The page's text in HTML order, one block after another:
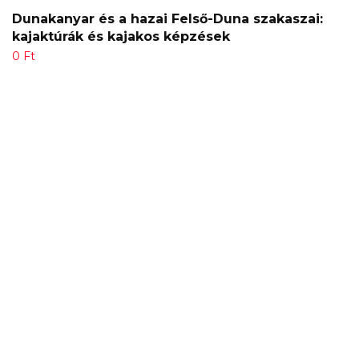
Dunakanyar és a hazai Felső-Duna szakaszai:
kajaktúrák és kajakos képzések
0 Ft